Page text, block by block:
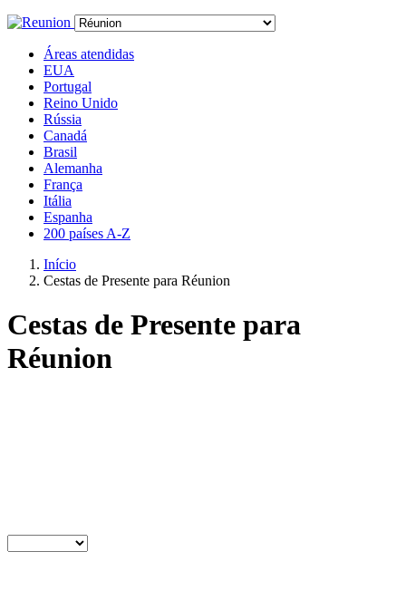
Áreas atendidas
EUA
Portugal
Reino Unido
Rússia
Canadá
Brasil
Alemanha
França
Itália
Espanha
200 países A-Z
Início
Cestas de Presente para Réunion
Cestas de Presente para
Réunion